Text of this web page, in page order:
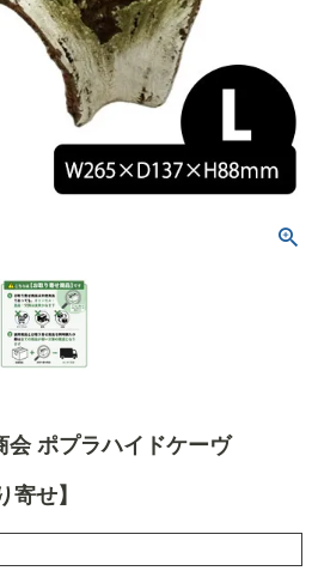
会 ポプラハイドケーヴ
寄せ】